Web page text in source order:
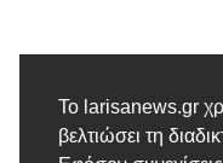
Το larisanews.gr
βελτιώσει τη